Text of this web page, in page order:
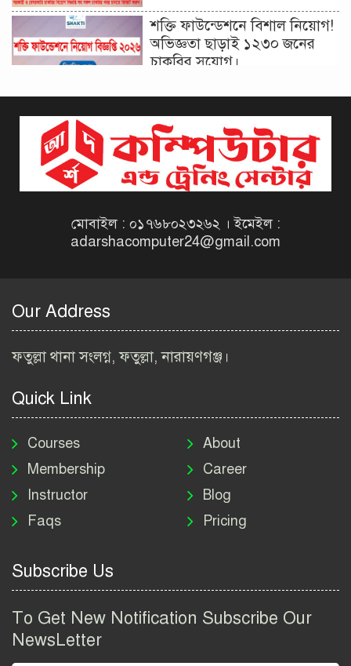
শক্তি ফাউন্ডেশনে বিশাল নিয়োগ!
অভিজ্ঞতা ছাড়াই ১২৩০ জনের
চাকরির সুযোগ।
বিজ্ঞপ্তি ২০২৬ | Taxes Zone
Dinajpur Job Circular 2026
বেসরকারি সংস্থা সেতু (SETU)
Job Circular 2026
২০২৬ | BIWTA Job Circular
নিয়োগ বিজ্ঞপ্তি ২০২৬ | DNC
Job Circular 2026
পাসপোর্ট করতে কি কি লাগে
২০২৬ | ই-পাসপোর্ট আবেদন ও
Group Job Circular 2026
মোবাইল : ০১৭৬৮০২৩২৬২ । ইমেইল :
adarshacomputer24@gmail.com
Our Address
ফতুল্লা থানা সংলগ্ন, ফতুল্লা, নারায়ণগঞ্জ।
Quick Link
Courses
Membership
Instructor
Faqs
About
Career
Blog
Pricing
Subscribe Us
To Get New Notification Subscribe Our
NewsLetter